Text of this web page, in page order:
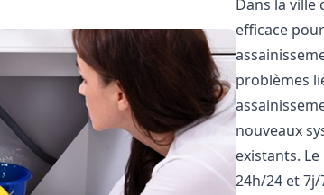
Dans la ville
efficace
problèmes
nouveaux
existants.
24h/24 et